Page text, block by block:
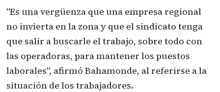
"Es una vergüenza que una empresa regional
no invierta en la zona y que el sindicato tenga
que salir a buscarle el trabajo, sobre todo con
las operadoras, para mantener los puestos
laborales", afirmó Bahamonde, al referirse a la
situación de los trabajadores.